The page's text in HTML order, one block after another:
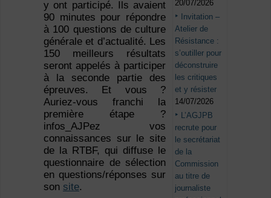
y ont participé. Ils avaient
90 minutes pour répondre
à 100 questions de culture
générale et d’actualité. Les
150 meilleurs résultats
seront appelés à participer
à la seconde partie des
épreuves. Et vous ?
Auriez-vous franchi la
première étape ?
infos_AJPez vos
connaissances sur le site
de la RTBF, qui diffuse le
questionnaire de sélection
en questions/réponses sur
son site.
20/07/2026
Invitation –
Atelier de
Résistance :
s’outiller pour
déconstruire
les critiques
et y résister
14/07/2026
L’AGJPB
recrute pour
le secrétariat
de la
Commission
au titre de
journaliste